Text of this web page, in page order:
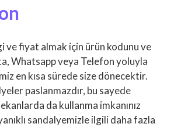
ve fiyat almak için ürün kodunu ve
Whatsapp veya Telefon yoluyla
en kısa sürede size dönecektir.
paslanmazdır, bu sayede
da kullanma imkanınız
sandalyemizle ilgili daha fazla